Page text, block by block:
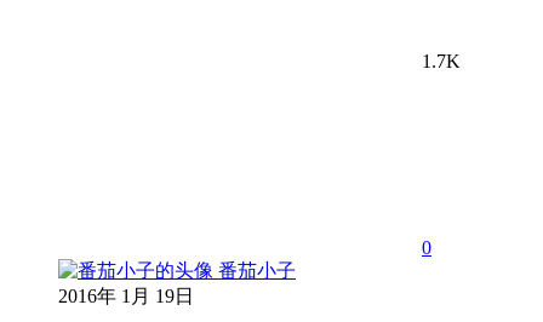
1.7K
0
番茄小子
2016年 1月 19日